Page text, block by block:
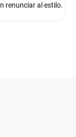
renunciar al estilo.